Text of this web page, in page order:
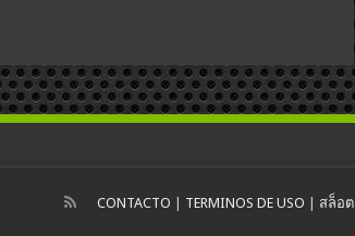
CONTACTO TERMINOS DE USO สล็อต